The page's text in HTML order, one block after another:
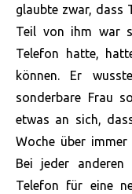
glaubte zwar, dass
Teil von ihm war
Telefon hatte,
können. Er
sonderbare Frau
etwas an sich,
Woche über
Bei jeder
Telefon für eine